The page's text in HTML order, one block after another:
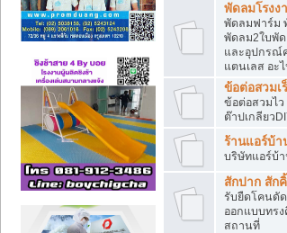
พัดลมโรงง
พัดลมฟาร์ม
พัดลม2ใบพั
และอุปกรณ์
แตนเลส อะ
ข้อต่อสวมเ
ข้อต่อสวมไว
ต๊าปเกลียว
ร้านแอร์บ้า
บริษัทแอร์บ้า
สักปาก สัก
รับยืดโคนดั
ออกแบบทร
สถานที่